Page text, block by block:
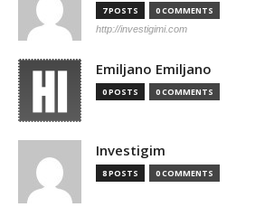
7 POSTS 0 COMMENTS
http://investigimi.com
Emiljano Emiljano
0 POSTS 0 COMMENTS
Investigim
8 POSTS 0 COMMENTS